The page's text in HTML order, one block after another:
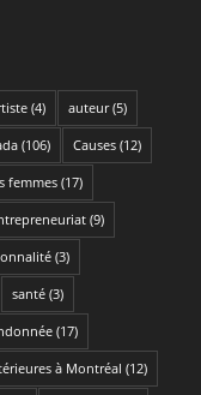
(4) auteur(5)
(106) Causes(12)
femmes(17)
(9)
(3)
santé(3)
(17)
à Montréal (12)